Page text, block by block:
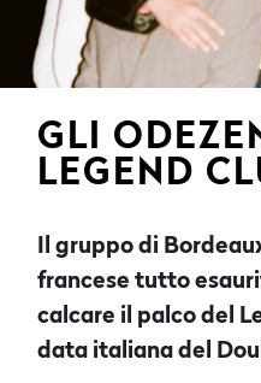
GLI
LEGEND
Il gruppo di
francese tutto
calcare il palco del
data italiana del